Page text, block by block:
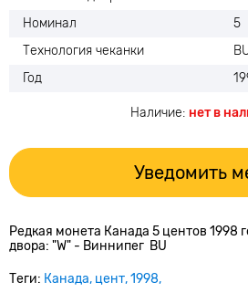
Номинал
5
Технология чеканки
Год
Наличие: нет в
Уведомить
Редкая монета Канада 5 центов 1998
двора: "W" - Виннипег BU
Теги: Канада цент 1998